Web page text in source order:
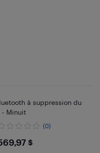
à suppression du
- Minuit
(0)
$